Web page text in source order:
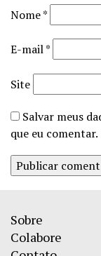
Nome*
E-mail*
Site
Salvar meus
que eu comentar.
Sobre
Colabore